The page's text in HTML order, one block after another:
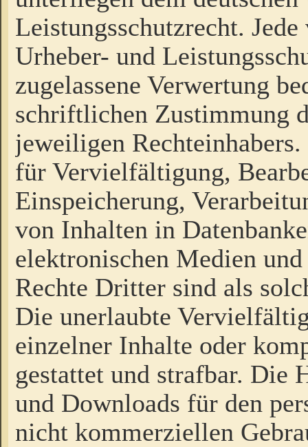
Leistungsschutzrecht.
Urheber- und
zugelassene Verwertung
schriftlichen Zustimmung
jeweiligen
für Vervielfältigung,
Einspeicherung,
von Inhalten in
elektronischen Medien
Rechte Dritter sind als
Die unerlaubte
einzelner Inhalte oder
gestattet und strafbar. Die
und Downloads für den
nicht kommerziellen